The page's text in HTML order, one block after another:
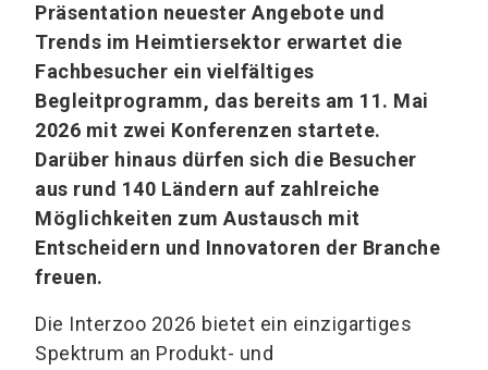
Präsentation neuester Angebote und
Trends im Heimtiersektor erwartet die
Fachbesucher ein vielfältiges
Begleitprogramm, das bereits am 11. Mai
2026 mit zwei Konferenzen startete.
Darüber hinaus dürfen sich die Besucher
aus rund 140 Ländern auf zahlreiche
Möglichkeiten zum Austausch mit
Entscheidern und Innovatoren der Branche
freuen.
Die Interzoo 2026 bietet ein einzigartiges
Spektrum an Produkt- und